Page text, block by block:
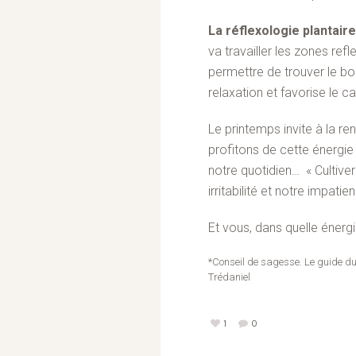
La réflexologie plantaire
va travailler les zones
permettre de trouver le
relaxation et favorise le
Le printemps invite à la
profitons de cette
notre quotidien… «
irritabilité et notre
Et vous, dans quelle
*Conseil de sagesse. Le guide
Trédaniel
1 0